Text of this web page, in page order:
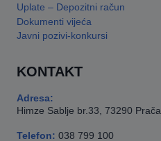
Uplate – Depozitni račun
Dokumenti vijeća
Javni pozivi-konkursi
KONTAKT
Adresa:
Himze Sablje br.33, 73290 Prača
Telefon: 038 799 100